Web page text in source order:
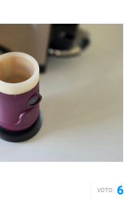
VOTO: 6